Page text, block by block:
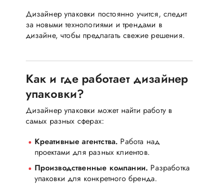
Дизайнер упаковки постоянно учится, следит
за новыми технологиями и трендами в
дизайне, чтобы предлагать свежие решения.
Как и где работает дизайнер
упаковки?
Дизайнер упаковки может найти работу в
самых разных сферах:
Креативные агентства. Работа над
проектами для разных клиентов.
Производственные компании. Разработка
упаковки для конкретного бренда.